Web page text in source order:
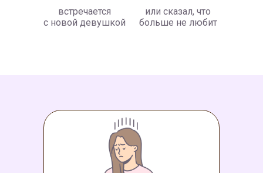
встречается
с новой девушкой
или сказал, что
больше не любит